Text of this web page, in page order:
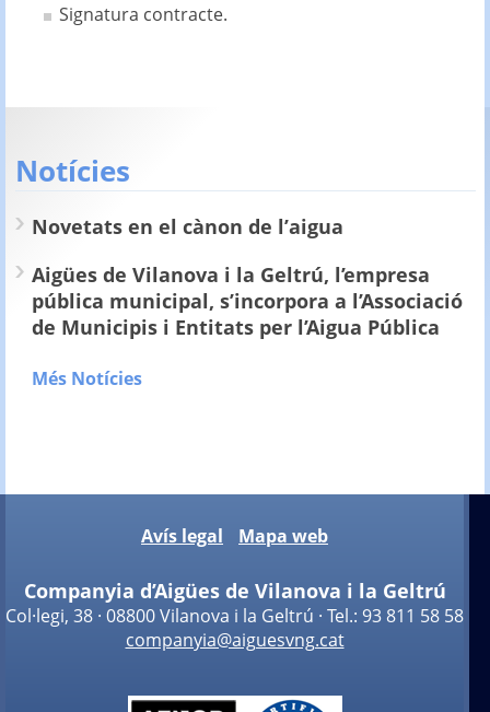
Signatura contracte.
Notícies
Novetats en el cànon de l’aigua
Aigües de Vilanova i la Geltrú, l’empresa
pública municipal, s’incorpora a l’Associació
de Municipis i Entitats per l’Aigua Pública
Més Notícies
Avís legal Mapa web
Companyia d’Aigües de Vilanova i la Geltrú
Col·legi, 38 · 08800 Vilanova i la Geltrú · Tel.: 93 811 58 58
companyia@aiguesvng.cat